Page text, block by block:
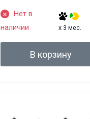
Нет в
наличии
x 3 мес.
В корзину